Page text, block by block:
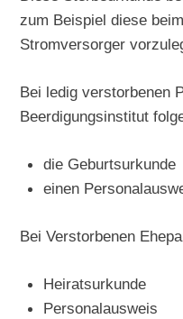
zum Beispiel diese
Stromversorger
Bei ledig verstorbenen
Beerdigungsinstitut
die Geburtsurkunde
einen
Bei Verstorbenen
Heiratsurkunde
Personalausweis